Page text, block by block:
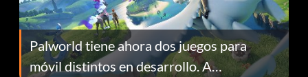
Palworld tiene ahora dos juegos para
móvil distintos en desarrollo. A